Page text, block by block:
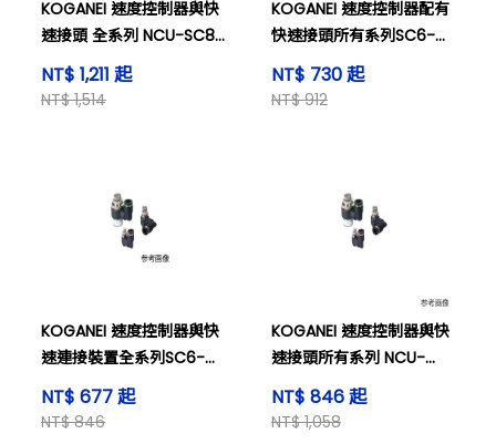
KOGANEI 速度控制器與快
速接頭 全系列 NCU-SC8-
03-A
NT$ 1,211 起
NT$ 1,514
KOGANEI 速度控制器配有
快速接頭所有系列SC6-
02-MAL。
NT$ 730 起
NT$ 912
KOGANEI 速度控制器與快
速連接裝置全系列SC6-
01-MBL
NT$ 677 起
NT$ 846
KOGANEI 速度控制器與快
速接頭所有系列 NCU-
SSF6-01-A
NT$ 846 起
NT$ 1,058